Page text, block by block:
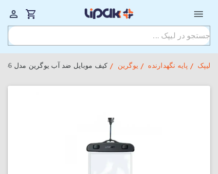
لیپک پایه نگهدارنده یوگرین کیف موبایل ضد آب یوگرین مدل LP186